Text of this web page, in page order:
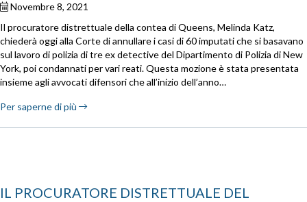
Novembre 8, 2021
Il procuratore distrettuale della contea di Queens, Melinda Katz,
chiederà oggi alla Corte di annullare i casi di 60 imputati che si basavano
sul lavoro di polizia di tre ex detective del Dipartimento di Polizia di New
York, poi condannati per vari reati. Questa mozione è stata presentata
insieme agli avvocati difensori che all’inizio dell’anno…
Per saperne di più
IL PROCURATORE DISTRETTUALE DEL